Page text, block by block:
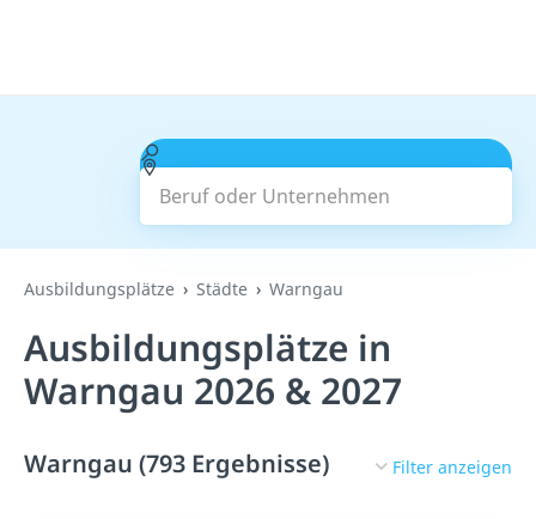
Beruf oder Unternehmen
Suchen
Ausbildungsplätze Städte Warngau
Ausbildungsplätze in
Warngau 2026 & 2027
Warngau (793 Ergebnisse) Filter anzeigen